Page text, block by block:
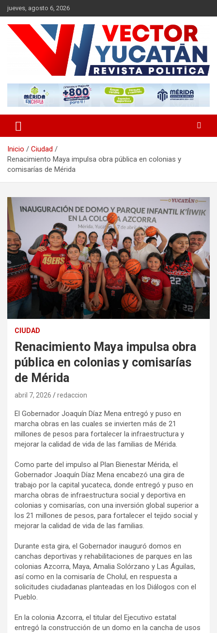
Saltar
al
contenido
jueves, agosto 6, 2026
Vector Yucatán
Inicio
Ciudad
Renacimiento Maya impulsa obra pública en colonias y
comisarías de Mérida
CIUDAD
Renacimiento Maya impulsa obra
pública en colonias y comisarías
de Mérida
abril 7, 2026 redaccion
El Gobernador Joaquín Díaz Mena entregó y puso en
marcha obras en las cuales se invierten más de 21
millones de pesos para fortalecer la infraestructura y
mejorar la calidad de vida de las familias de Mérida.
Como parte del impulso al Plan Bienestar Mérida, el
Gobernador Joaquín Díaz Mena encabezó una gira de
trabajo por la capital yucateca, donde entregó y puso en
marcha obras de infraestructura social y deportiva en
colonias y comisarías, con una inversión global superior a
los 21 millones de pesos, para fortalecer el tejido social y
mejorar la calidad de vida de las familias.
Durante esta gira, el Gobernador inauguró domos en
canchas deportivas y rehabilitaciones de parques en las
colonias Azcorra, Maya, Amalia Solórzano y Las Águilas,
así como en la comisaría de Cholul, en respuesta a
solicitudes ciudadanas planteadas en los Diálogos con el
Pueblo.
En la colonia Azcorra, el titular del Ejecutivo estatal
entregó la construcción de un domo en la cancha de usos